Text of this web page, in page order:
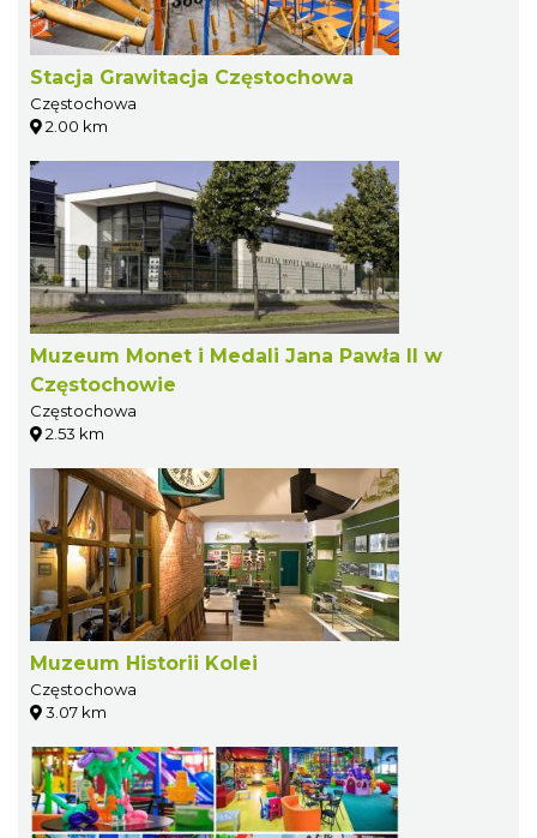
Stacja Grawitacja Częstochowa
Częstochowa
2.00 km
Muzeum Monet i Medali Jana Pawła II w
Częstochowie
Częstochowa
2.53 km
Muzeum Historii Kolei
Częstochowa
3.07 km